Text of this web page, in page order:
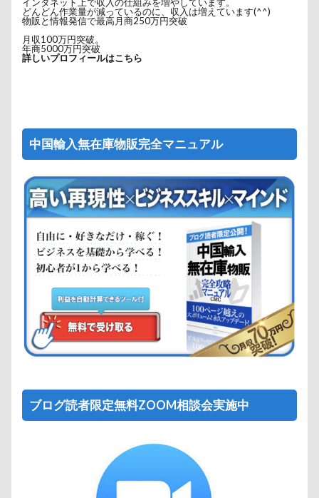
どんどん作業量が減っているのに、収入は増えています(^^)
物販と情報発信で最高月商250万円突破
月収100万円突破。
年商5000万円突破
詳しいプロフィールはこちら
中国輸入無在庫物販完全マニュアル
ブログ読者限定無料ZOOM相談会実施中